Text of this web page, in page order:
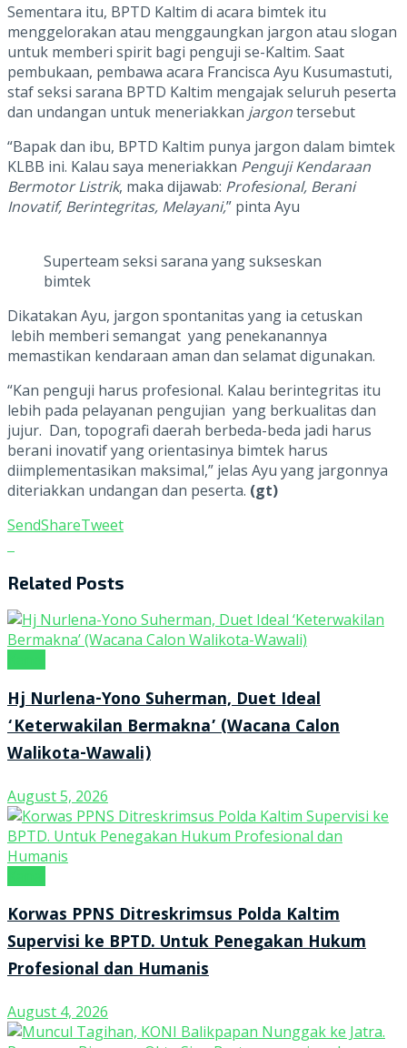
Sementara itu, BPTD Kaltim di acara bimtek itu
menggelorakan atau menggaungkan jargon atau slogan
untuk memberi spirit bagi penguji se-Kaltim. Saat
pembukaan, pembawa acara Francisca Ayu Kusumastuti,
staf seksi sarana BPTD Kaltim mengajak seluruh peserta
dan undangan untuk meneriakkan jargontersebut
“Bapak dan ibu, BPTD Kaltim punya jargon dalam bimtek
KLBB ini. Kalau saya meneriakkan Penguji Kendaraan
Bermotor Listrik, maka dijawab: Profesional, Berani
Inovatif, Berintegritas, Melayani,” pinta Ayu
Superteam seksi sarana yang sukseskan
bimtek
Dikatakan Ayu, jargon spontanitas yang ia cetuskan
lebih memberi semangat yang penekanannya
memastikan kendaraan aman dan selamat digunakan.
“Kan penguji harus profesional. Kalau berintegritas itu
lebih pada pelayanan pengujian yang berkualitas dan
jujur. Dan, topografi daerah berbeda-beda jadi harus
berani inovatif yang orientasinya bimtek harus
diimplementasikan maksimal,” jelas Ayu yang jargonnya
diteriakkan undangan dan peserta. (gt)
SendShareTweet
Related Posts
Hj Nurlena-Yono Suherman, Duet Ideal
‘Keterwakilan Bermakna’ (Wacana Calon
Walikota-Wawali)
August 5, 2026
Korwas PPNS Ditreskrimsus Polda Kaltim
Supervisi ke BPTD. Untuk Penegakan Hukum
Profesional dan Humanis
August 4, 2026